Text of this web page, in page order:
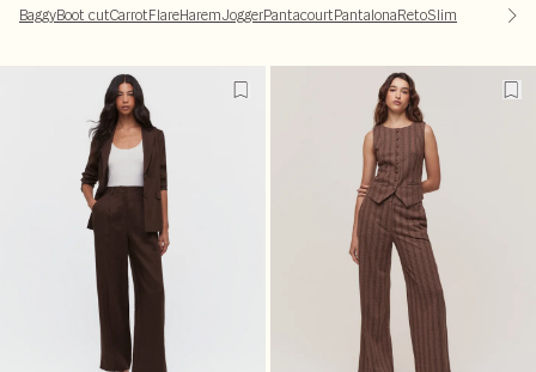
BaggyBoot cutCarrotFlareHaremJoggerPantacourtPantalonaRetoSlim